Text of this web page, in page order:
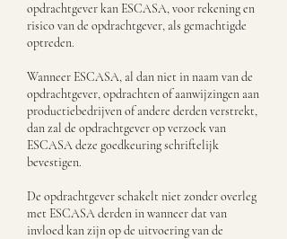
opdrachtgever kan ESCASA, voor rekening en
risico van de opdrachtgever, als gemachtigde
optreden.
Wanneer ESCASA, al dan niet in naam van de
opdrachtgever, opdrachten of aanwijzingen aan
productiebedrijven of andere derden verstrekt,
dan zal de opdrachtgever op verzoek van
ESCASA deze goedkeuring schriftelijk
bevestigen.
De opdrachtgever schakelt niet zonder overleg
met ESCASA derden in wanneer dat van
invloed kan zijn op de uitvoering van de